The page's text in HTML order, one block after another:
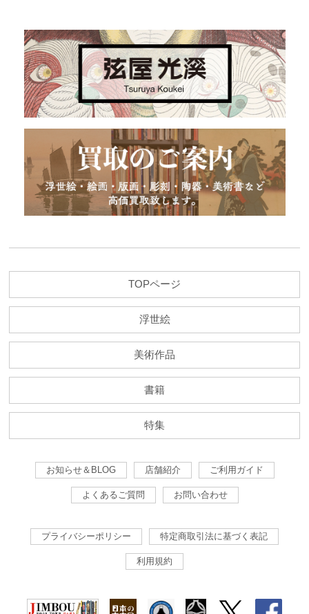
TOPページ
浮世絵
美術作品
書籍
特集
お知らせ＆BLOG 店舗紹介 ご利用ガイド
よくあるご質問 お問い合わせ
プライバシーポリシー 特定商取引法に基づく表記
利用規約